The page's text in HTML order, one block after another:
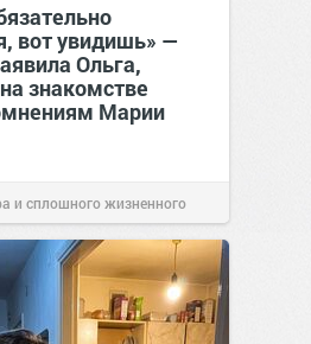
вот увидишь» —
Ольга,
знакомстве
Марии
и сплошного жизненного
Вчера